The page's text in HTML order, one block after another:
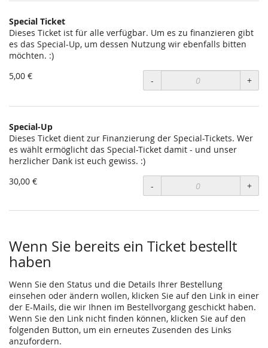
Special Ticket
Dieses Ticket ist für alle verfügbar. Um es zu finanzieren gibt
es das Special-Up, um dessen Nutzung wir ebenfalls bitten
möchten. :)
5,00 €
- +
Special-Up
Dieses Ticket dient zur Finanzierung der Special-Tickets. Wer
es wählt ermöglicht das Special-Ticket damit - und unser
herzlicher Dank ist euch gewiss. :)
30,00 €
- +
Wenn Sie bereits ein Ticket bestellt
haben
Wenn Sie den Status und die Details Ihrer Bestellung
einsehen oder ändern wollen, klicken Sie auf den Link in einer
der E-Mails, die wir Ihnen im Bestellvorgang geschickt haben.
Wenn Sie den Link nicht finden können, klicken Sie auf den
folgenden Button, um ein erneutes Zusenden des Links
anzufordern.